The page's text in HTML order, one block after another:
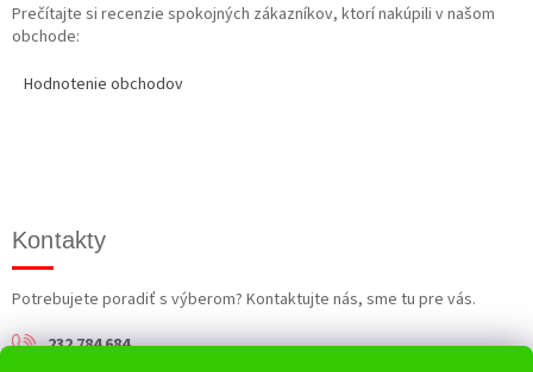
Prečítajte si recenzie spokojných zákazníkov, ktorí nakúpili v našom
obchode:
Hodnotenie obchodov
Kontakty
Potrebujete poradiť s výberom? Kontaktujte nás, sme tu pre vás.
232 784 684